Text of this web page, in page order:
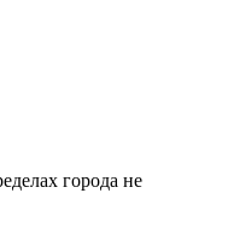
города не